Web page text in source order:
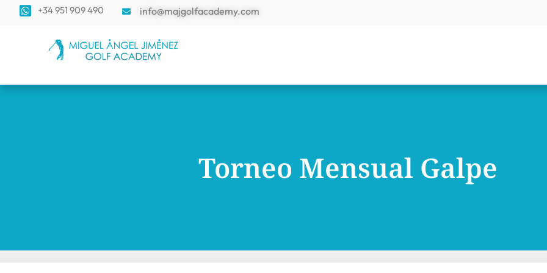
+34 951 909 490 info@majgolfacademy.com
Torneo Mensual Galpe